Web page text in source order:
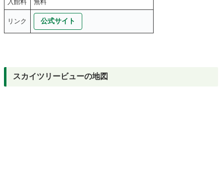
入館料 無料
リンク 公式サイト
スカイツリービューの地図